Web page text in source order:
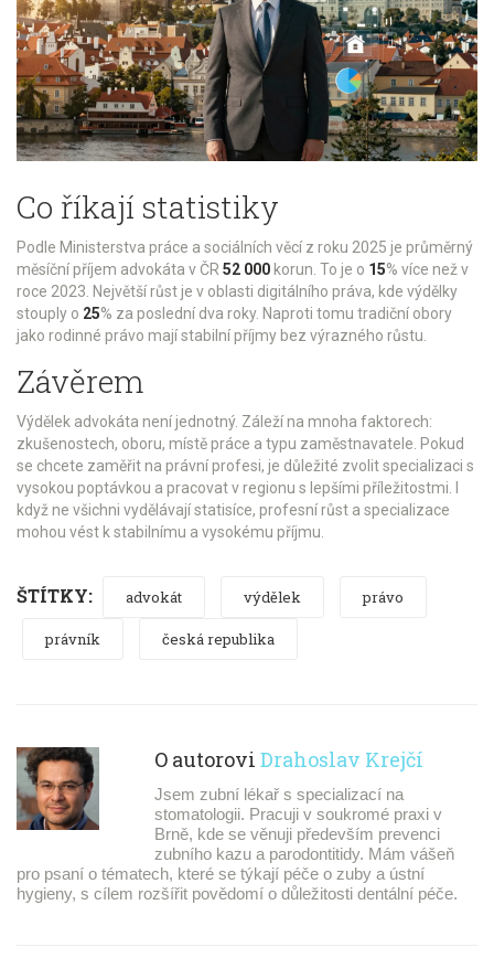
Co říkají statistiky
Podle Ministerstva práce a sociálních věcí z roku 2025 je průměrný
měsíční příjem advokáta v ČR 52 000 korun. To je o 15% více než v
roce 2023. Největší růst je v oblasti digitálního práva, kde výdělky
stouply o 25% za poslední dva roky. Naproti tomu tradiční obory
jako rodinné právo mají stabilní příjmy bez výrazného růstu.
Závěrem
Výdělek advokáta není jednotný. Záleží na mnoha faktorech:
zkušenostech, oboru, místě práce a typu zaměstnavatele. Pokud
se chcete zaměřit na právní profesi, je důležité zvolit specializaci s
vysokou poptávkou a pracovat v regionu s lepšími příležitostmi. I
když ne všichni vydělávají statisíce, profesní růst a specializace
mohou vést k stabilnímu a vysokému příjmu.
ŠTÍTKY: advokát výdělek právo
právník česká republika
O autorovi Drahoslav Krejčí
Jsem zubní lékař s specializací na
stomatologii. Pracuji v soukromé praxi v
Brně, kde se věnuji především prevenci
zubního kazu a parodontitidy. Mám vášeň
pro psaní o tématech, které se týkají péče o zuby a ústní
hygieny, s cílem rozšířit povědomí o důležitosti dentální péče.